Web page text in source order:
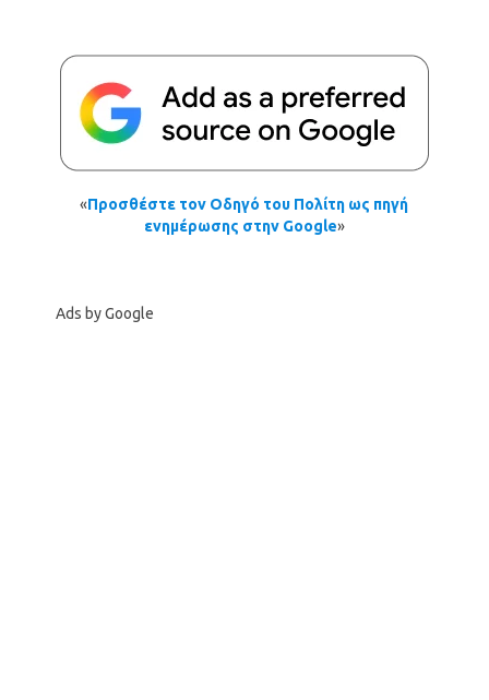
«Προσθέστε τον Οδηγό του Πολίτη ως πηγή
ενημέρωσης στην Google»
Ads by Google